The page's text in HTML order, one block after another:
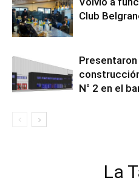
Club
N° 2 en el
La